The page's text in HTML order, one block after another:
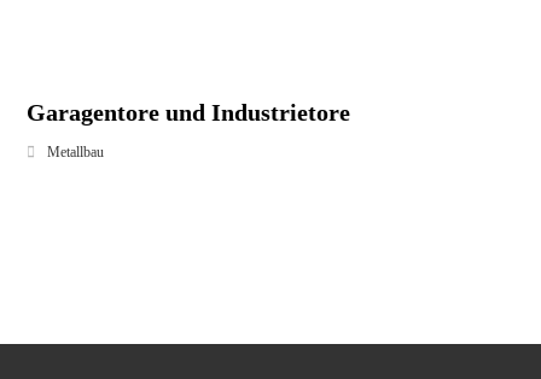
Garagentore und Industrietore
Metallbau